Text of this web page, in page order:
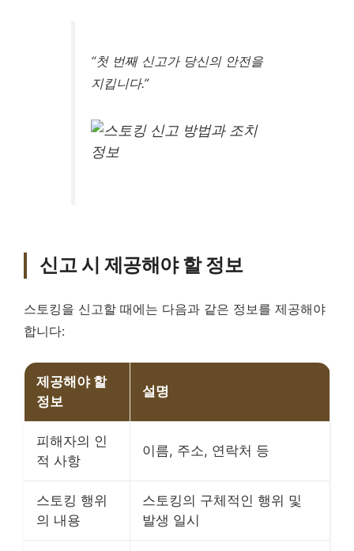
“첫 번째 신고가 당신의 안전을
지킵니다.”
신고 시 제공해야 할 정보
스토킹을 신고할 때에는 다음과 같은 정보를 제공해야
합니다:
제공해야 할
정보
설명
피해자의 인
적 사항
이름, 주소, 연락처 등
스토킹 행위
의 내용
스토킹의 구체적인 행위 및
발생 일시